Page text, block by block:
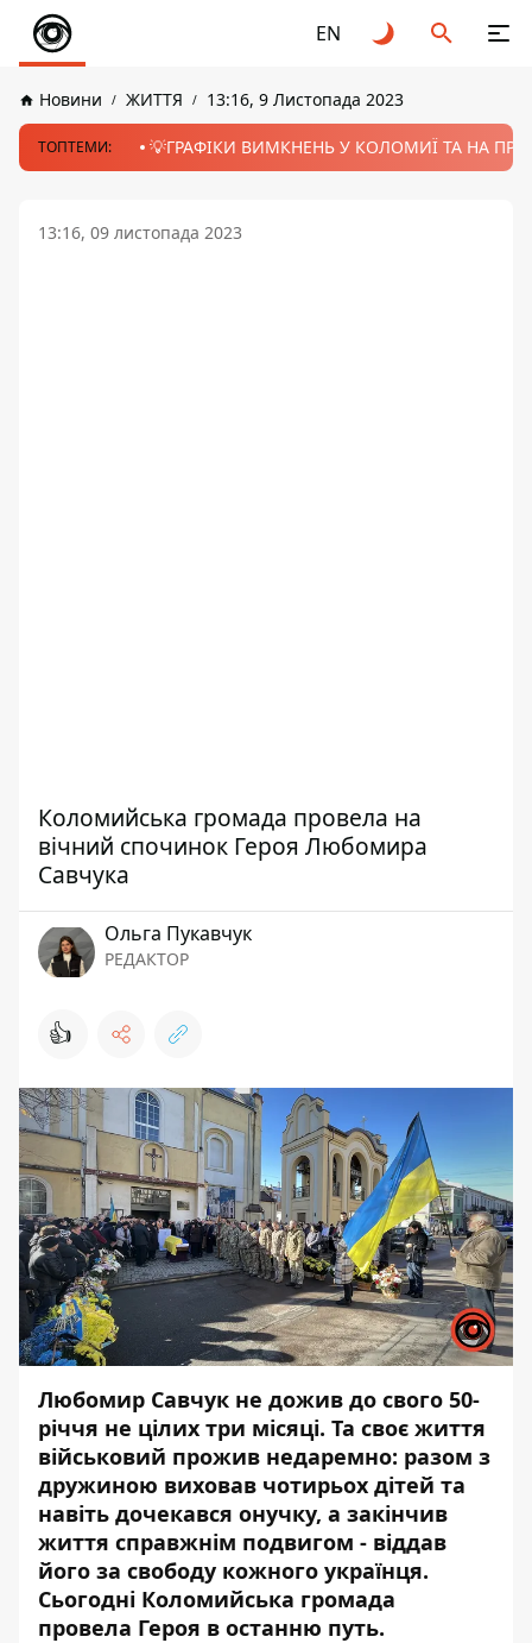
EN
Новини ЖИТТЯ 13:16, 9 Листопада 2023
ТОПТЕМИ: 💡ГРАФІКИ ВИМКНЕНЬ У КОЛОМИЇ ТА НА
13:16, 09 листопада 2023
Коломийська громада провела на
вічний спочинок Героя Любомира
Савчука
Ольга Пукавчук
РЕДАКТОР
👍
Любомир Савчук не дожив до свого 50-
річчя не цілих три місяці. Та своє життя
військовий прожив недаремно: разом з
дружиною виховав чотирьох дітей та
навіть дочекався онучку, а закінчив
життя справжнім подвигом - віддав
його за свободу кожного українця.
Сьогодні Коломийська громада
провела Героя в останню путь.